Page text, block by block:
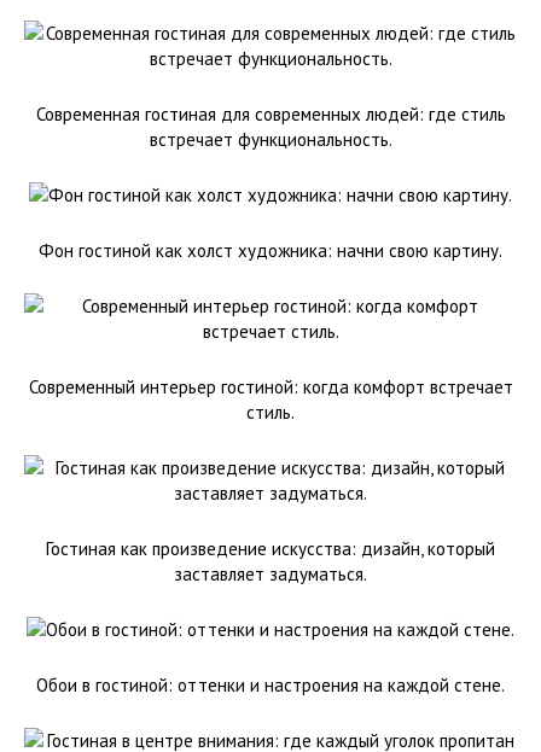
Современная гостиная для современных людей: где стиль
встречает функциональность.
Фон гостиной как холст художника: начни свою картину.
Современный интерьер гостиной: когда комфорт встречает
стиль.
Гостиная как произведение искусства: дизайн, который
заставляет задуматься.
Обои в гостиной: оттенки и настроения на каждой стене.